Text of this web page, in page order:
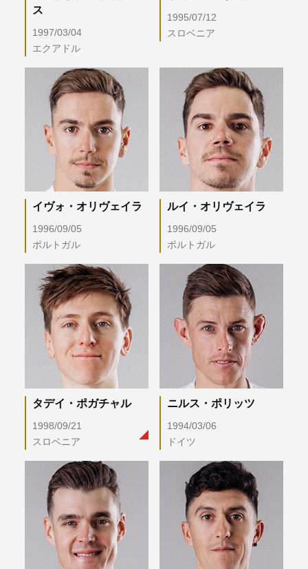
ス
1997/03/04
エクアドル
1995/07/12
スロベニア
イヴォ・オリヴェイラ
1996/09/05
ポルトガル
ルイ・オリヴェイラ
1996/09/05
ポルトガル
タデイ・ポガチャル
1998/09/21
スロベニア
ニルス・ポリッツ
1994/03/06
ドイツ